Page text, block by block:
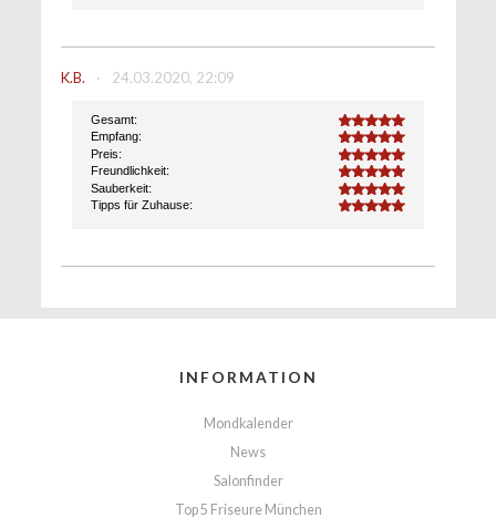
K.B. · 24.03.2020, 22:09
Gesamt: 5.0
Empfang: 5.0
Preis: 5.0
Freundlichkeit: 5.0
Sauberkeit: 5.0
Tipps für Zuhause: 5.0
INFORMATION
Mondkalender
News
Salonfinder
Top 5 Friseure München